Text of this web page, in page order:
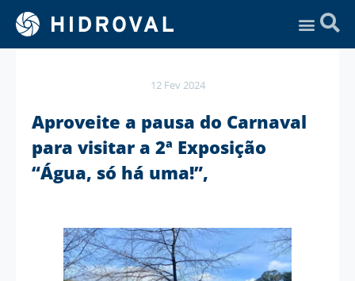
12 Fev 2024
Aproveite a pausa do Carnaval
para visitar a 2ª Exposição
“Água, só há uma!”,